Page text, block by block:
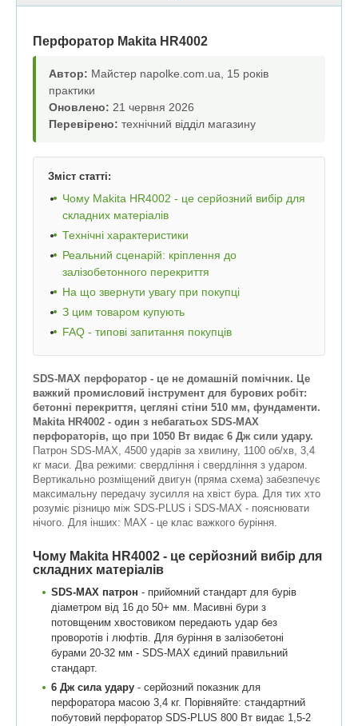
Перфоратор Makita HR4002
Автор: Майстер napolke.com.ua, 15 років
практики
Оновлено: 21 червня 2026
Перевірено: технічний відділ магазину
Зміст статті:
Чому Makita HR4002 - це серйозний вибір для
складних матеріалів
Технічні характеристики
Реальний сценарій: кріплення до
залізобетонного перекриття
На що звернути увагу при покупці
З цим товаром купують
FAQ - типові запитання покупців
SDS-MAX перфоратор - це не домашній помічник. Це
важкий промисловий інструмент для бурових робіт:
бетонні перекриття, цегляні стіни 510 мм, фундаменти.
Makita HR4002 - один з небагатьох SDS-MAX
перфораторів, що при 1050 Вт видає 6 Дж сили удару.
Патрон SDS-MAX, 4500 ударів за хвилину, 1100 об/хв, 3,4
кг маси. Два режими: свердління і свердління з ударом.
Вертикально розміщений двигун (пряма схема) забезпечує
максимальну передачу зусилля на хвіст бура. Для тих хто
розуміє різницю між SDS-PLUS і SDS-MAX - пояснювати
нічого. Для інших: MAX - це клас важкого буріння.
Чому Makita HR4002 - це серйозний вибір для
складних матеріалів
SDS-MAX патрон - прийомний стандарт для бурів
діаметром від 16 до 50+ мм. Масивні бури з
потовщеним хвостовиком передають удар без
проворотів і люфтів. Для буріння в залізобетоні
бурами 20-32 мм - SDS-MAX єдиний правильний
стандарт.
6 Дж сила удару - серйозний показник для
перфоратора масою 3,4 кг. Порівняйте: стандартний
побутовий перфоратор SDS-PLUS 800 Вт видає 1,5-2